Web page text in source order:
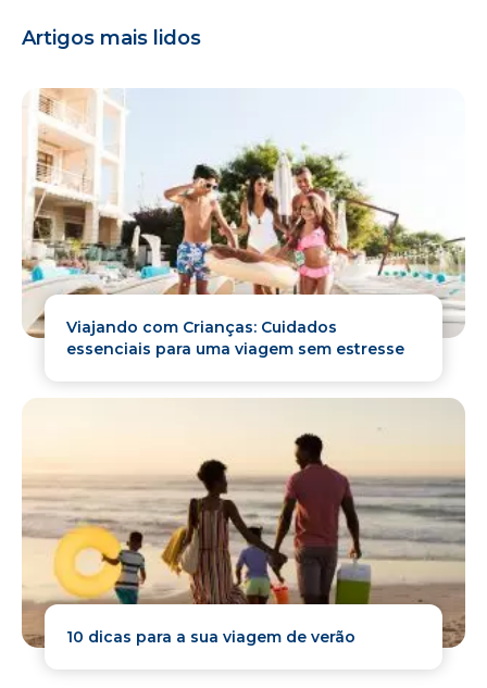
Artigos mais lidos
Viajando com Crianças: Cuidados
essenciais para uma viagem sem estresse
10 dicas para a sua viagem de verão